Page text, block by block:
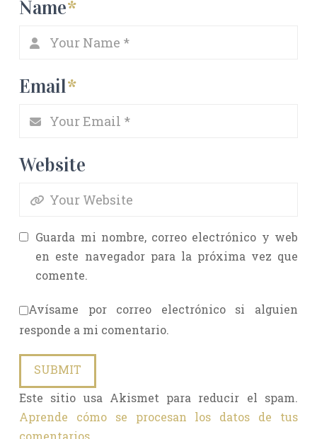
Name*
Email*
Website
Guarda mi nombre, correo electrónico y web
en este navegador para la próxima vez que
comente.
Avísame por correo electrónico si alguien
responde a mi comentario.
Este sitio usa Akismet para reducir el spam.
Aprende cómo se procesan los datos de tus
comentarios.